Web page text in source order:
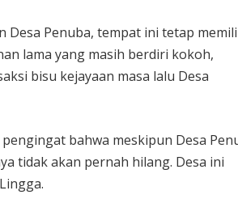
Penuba, tempat ini tetap
lama yang masih berdiri kokoh,
bisu kejayaan masa lalu Desa
bahwa meskipun Desa
tidak akan pernah hilang. Desa ini